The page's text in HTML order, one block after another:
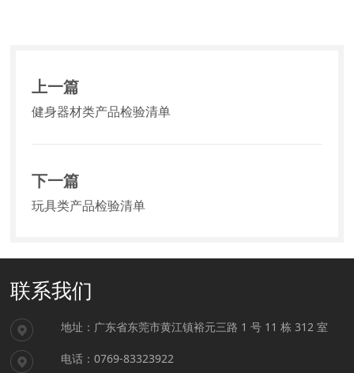
上一篇
健身器材类产品检验清单
下一篇
玩具类产品检验清单
联系我们
地址：广东省东莞市黄江镇裕元三路 1 号 11 栋 312 室
电话：0769-83323922